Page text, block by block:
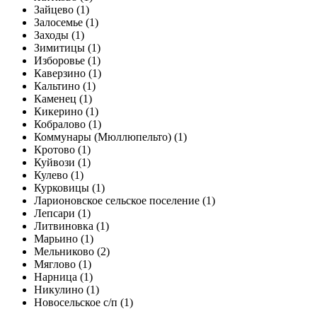
Зайцево (1)
Залосемье (1)
Заходы (1)
Зимитицы (1)
Изборовье (1)
Каверзино (1)
Кальтино (1)
Каменец (1)
Кикерино (1)
Кобралово (1)
Коммунары (Мюллюпельто) (1)
Кротово (1)
Куйвози (1)
Кулево (1)
Курковицы (1)
Ларионовское сельское поселение (1)
Лепсари (1)
Литвиновка (1)
Марьино (1)
Мельниково (2)
Мяглово (1)
Нарница (1)
Никулино (1)
Новосельское с/п (1)